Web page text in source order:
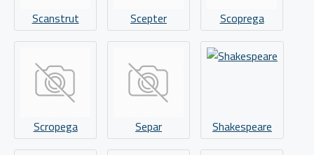
Scanstrut Scepter Scoprega
Scropega Separ Shakespeare